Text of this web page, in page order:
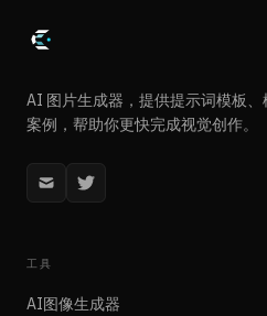
AI 图片生成器，提供提示词模板
案例，帮助你更快完成视觉创作。
工具
AI图像生成器